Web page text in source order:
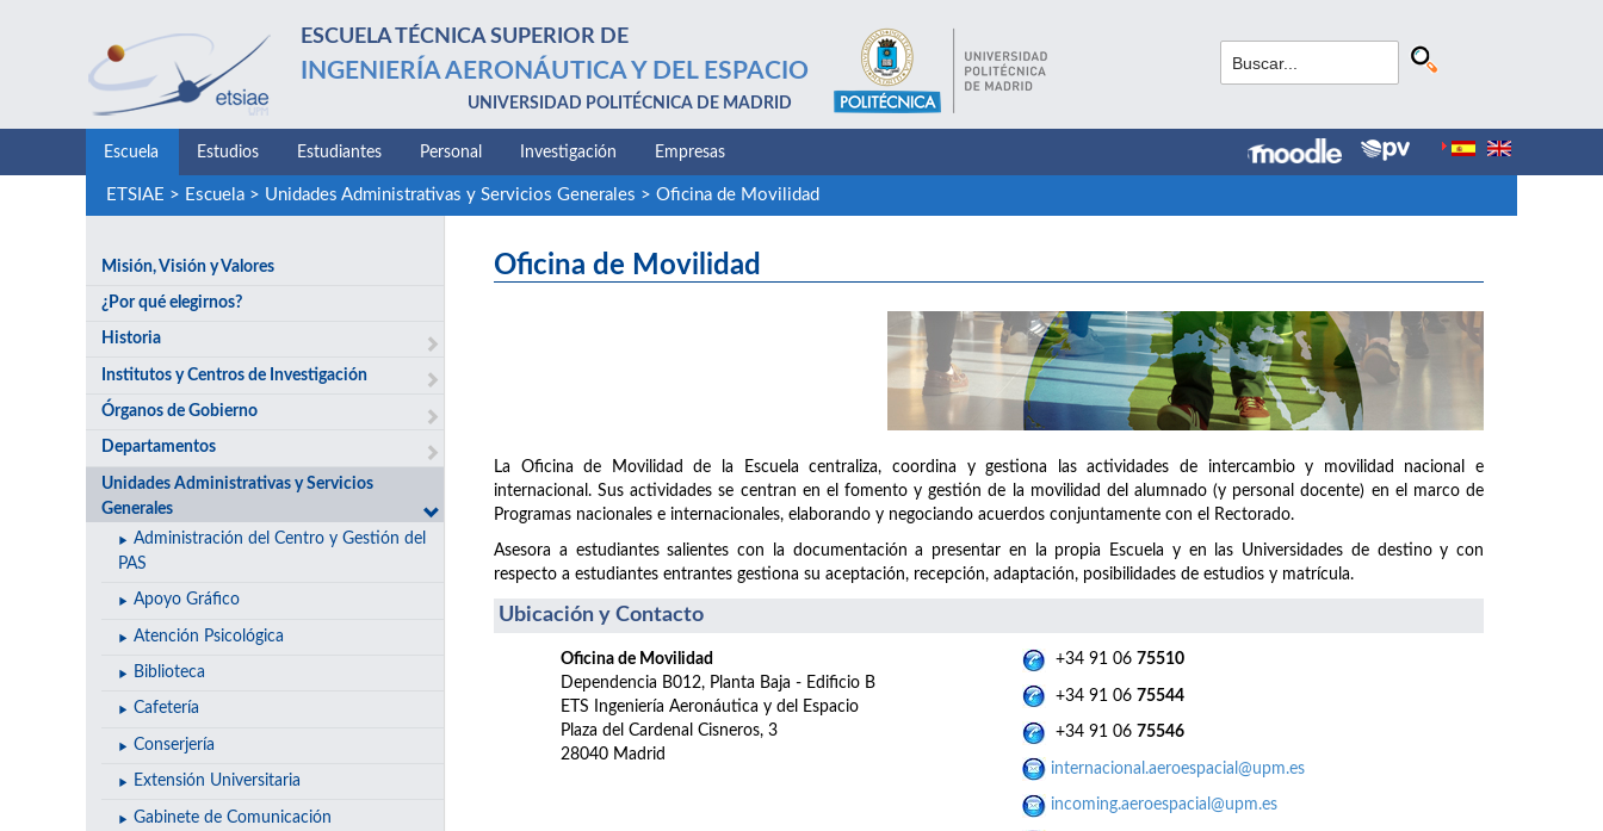
ESCUELA TÉCNICA SUPERIOR DE
INGENIERÍA AERONÁUTICA Y DEL ESPACIO
UNIVERSIDAD POLITÉCNICA DE MADRID
Escuela Estudios Estudiantes Personal Investigación Empresas
ETSIAE > Escuela> Unidades Administrativas y Servicios Generales > Oficina de Movilidad
Misión, Visión y Valores
¿Por qué elegirnos?
Historia
Institutos y Centros de Investigación
Órganos de Gobierno
Departamentos
Unidades Administrativas y Servicios
Generales
Administración del Centro y Gestión del
PAS
Apoyo Gráfico
Atención Psicológica
Biblioteca
Cafetería
Conserjería
Extensión Universitaria
Gabinete de Comunicación
Oficina de Movilidad
La Oficina de Movilidad de la Escuela centraliza, coordina y gestiona las actividades de intercambio y movilidad nacional e
internacional. Sus actividades se centran en el fomento y gestión de la movilidad del alumnado (y personal docente) en el marco de
Programas nacionales e internacionales, elaborando y negociando acuerdos conjuntamente con el Rectorado.
Asesora a estudiantes salientes con la documentación a presentar en la propia Escuela y en las Universidades de destino y con
respecto a estudiantes entrantes gestiona su aceptación, recepción, adaptación, posibilidades de estudios y matrícula.
Ubicación y Contacto
Oficina de Movilidad
Dependencia B012, Planta Baja - Edificio B
ETS Ingeniería Aeronáutica y del Espacio
Plaza del Cardenal Cisneros, 3
28040 Madrid
+34 91 06 75510
+34 91 06 75544
+34 91 06 75546
internacional.aeroespacial@upm.es
incoming.aeroespacial@upm.es